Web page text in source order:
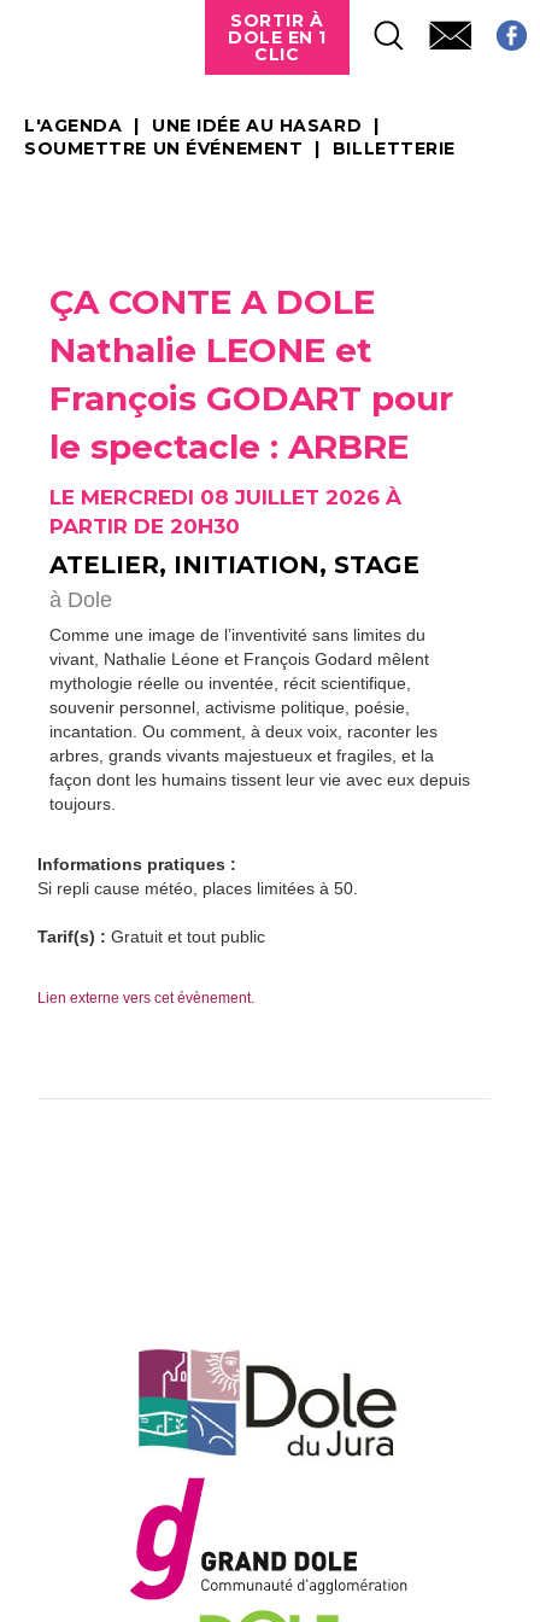
SORTIR À
DOLE EN 1
CLIC
L'AGENDA
UNE IDÉE AU HASARD
SOUMETTRE UN ÉVÉNEMENT
BILLETTERIE
ÇA CONTE A DOLE
Nathalie LEONE et
François GODART pour
le spectacle : ARBRE
LE MERCREDI 08 JUILLET 2026 À
PARTIR DE 20H30
ATELIER, INITIATION, STAGE
à Dole
Comme une image de l’inventivité sans limites du
vivant, Nathalie Léone et François Godard mêlent
mythologie réelle ou inventée, récit scientifique,
souvenir personnel, activisme politique, poésie,
incantation. Ou comment, à deux voix, raconter les
arbres, grands vivants majestueux et fragiles, et la
façon dont les humains tissent leur vie avec eux depuis
toujours.
Informations pratiques :
Si repli cause météo, places limitées à 50.
Tarif(s) : Gratuit et tout public
Lien externe vers cet évènement.